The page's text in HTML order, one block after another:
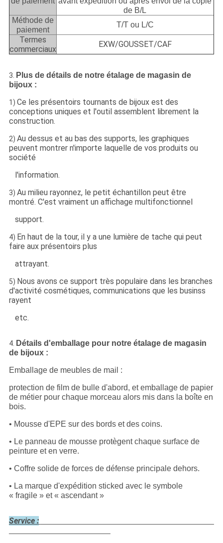
de B/L
Méthode de
paiement
T/T ou L/C
Termes
commerciaux
EXW/GOUSSET/CAF
3. Plus de détails de notre étalage de magasin de
bijoux :
1) Ce les présentoirs tournants de bijoux est des
conceptions uniques et l'outil assemblent librement la
construction.
2) Au dessus et au bas des supports, les graphiques
peuvent montrer n'importe laquelle de vos produits ou
société
l'information.
3) Au milieu rayonnez, le petit échantillon peut être
montré. C'est vraiment un affichage multifonctionnel
support.
4) En haut de la tour, il y a une lumière de tache qui peut
faire aux présentoirs plus
attrayant.
5) Nous avons ce support très populaire dans les branches
d'activité cosmétiques, communications que les businss
rayent
etc.
4. Détails d'emballage pour notre étalage de magasin
de bijoux :
Emballage de meubles de mail :
protection de film de bulle d'abord, et emballage de papier
de métier pour chaque morceau alors mis dans la boîte en
bois.
• Mousse d'EPE sur des bords et des coins.
• Le panneau de mousse protègent chaque surface de
peinture et en verre.
• Coffre solide de forces de défense principale dehors.
• La marque d'expédition sticked avec le symbole
« fragile » et « ascendant »
Service :